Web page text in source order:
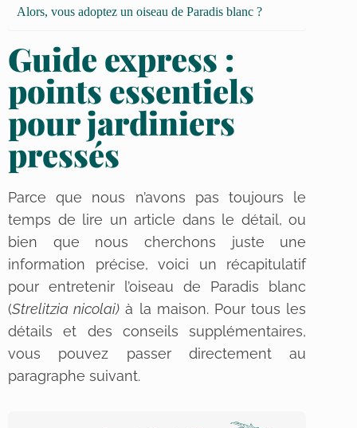
Alors, vous adoptez un oiseau de Paradis blanc ?
Guide express :
points essentiels
pour jardiniers
pressés
Parce que nous n’avons pas toujours le
temps de lire un article dans le détail, ou
bien que nous cherchons juste une
information précise, voici un récapitulatif
pour entretenir l’oiseau de Paradis blanc
(Strelitzia nicolai) à la maison. Pour tous les
détails et des conseils supplémentaires,
vous pouvez passer directement au
paragraphe suivant.